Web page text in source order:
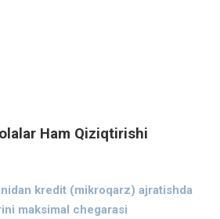
Ham Qiziqtirishi
kredit (mikroqarz) ajratishda
maksimal chegarasi